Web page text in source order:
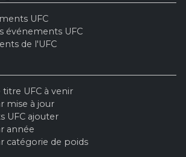
UFC
événements UFC
de l'UFC
UFC à venir
mise à jour
UFC ajouter
année
catégorie de poids